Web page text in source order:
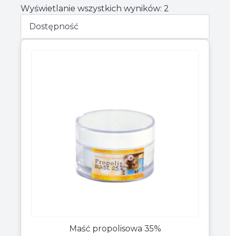
Wyświetlanie wszystkich wyników: 2
Maść propolisowa 35%